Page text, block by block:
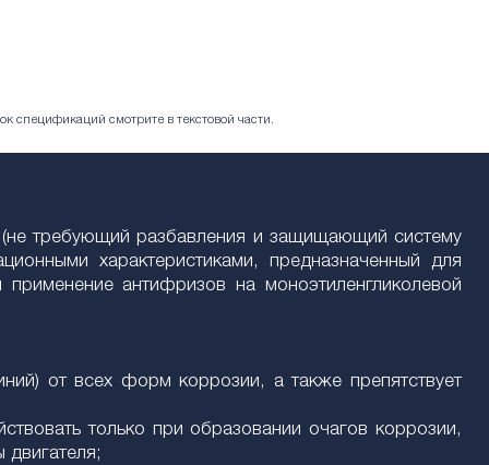
спецификаций смотрите в текстовой части.
(не требующий разбавления и защищающий систему
характеристиками, предназначенный для
антифризов на моноэтиленгликолевой
от всех форм коррозии, а также препятствует
только при образовании очагов коррозии,
двигателя;